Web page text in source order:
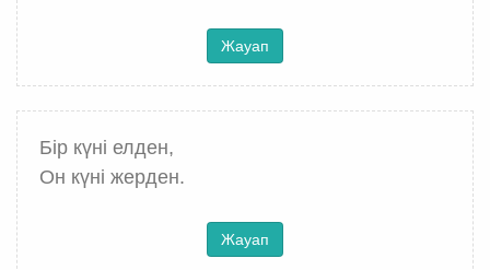
Жауап
Бір күні елден,
Он күні жерден.
Жауап